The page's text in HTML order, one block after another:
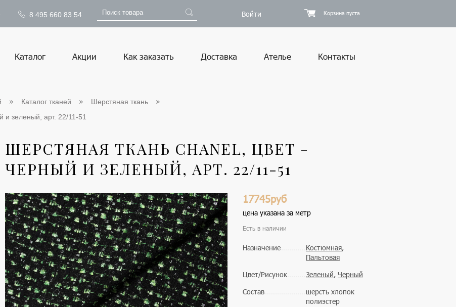
8 495 660 83 54 Войти Корзина пуста
Каталог Акции Как заказать Доставка Ателье Контакты
Каталог тканей
Шерстяная ткань
и зеленый, арт. 22/11-51
ШЕРСТЯНАЯ ТКАНЬ CHANEL, ЦВЕТ -
ЧЕРНЫЙ И ЗЕЛЕНЫЙ, АРТ. 22/11-51
17745руб
цена указана за метр
Есть в наличии
Назначение Костюмная,
Пальтовая
Цвет/Рисунок
Зеленый, Черный
Состав
шерсть хлопок
полиэстер